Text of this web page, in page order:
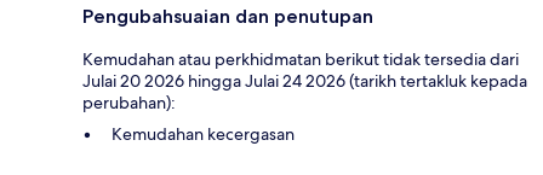
Pengubahsuaian dan penutupan
Kemudahan atau perkhidmatan berikut tidak tersedia dari
Julai 20 2026 hingga Julai 24 2026 (tarikh tertakluk kepada
perubahan):
Kemudahan kecergasan